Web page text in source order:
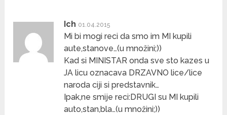
Ich 01.04.2015
Mi bi mogi reci da smo im MI kupili
aute,stanove…(u množini;))
Kad si MINISTAR onda sve sto kazes u
JA licu oznacava DRZAVNO lice/lice
naroda ciji si predstavnik…
Ipak,ne smije reci:DRUGI su MI kupili
auto,stan,bla…(u množini;))